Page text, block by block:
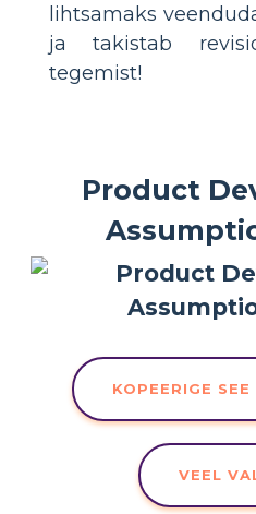
lihtsamaks
ja takistab
tegemist!
Product
KOPEERIGE SEE
VEEL